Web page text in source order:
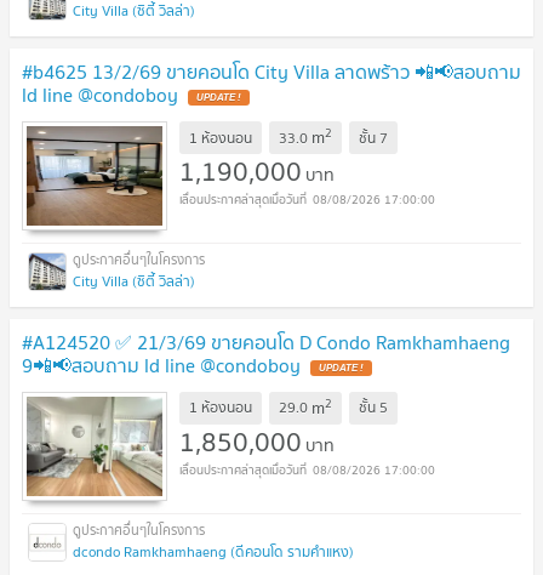
City Villa (ซิตี้ วิลล่า)
#b4625 13/2/69 ขายคอนโด City Villa ลาดพร้าว 📲📢สอบถาม
ld line @condoboy UPDATE !
1 ห้องนอน 33.0 m2 ชั้น 7
1,190,000 บาท
08/08/2026 17:00:00
City Villa (ซิตี้ วิลล่า)
#A124520 ✅ 21/3/69 ขายคอนโด D Condo Ramkhamhaeng
9📲📢สอบถาม ld line @condoboy UPDATE !
1 ห้องนอน 29.0 m2 ชั้น 5
1,850,000 บาท
08/08/2026 17:00:00
dcondo Ramkhamhaeng (ดีคอนโด รามคำแหง)